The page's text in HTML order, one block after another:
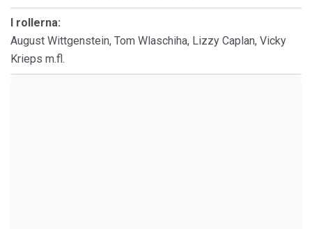
I rollerna:
August Wittgenstein, Tom Wlaschiha, Lizzy Caplan, Vicky
Krieps m.fl.